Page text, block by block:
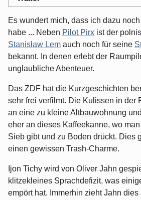
Es wundert mich, dass ich dazu
habe ... Neben Pilot Pirx ist der
Stanisław Lem auch noch für seine
bekannt. In denen erlebt der
unglaubliche Abenteuer.
Das ZDF hat die Kurzgeschichten
sehr frei verfilmt. Die Kulissen in der
an eine zu kleine Altbauwohnung
eher an dieses Kaffeekanne, wo
Sieb gibt und zu Boden drückt. Dies
einen gewissen Trash-Charme.
Ijon Tichy wird von Oliver Jahn
klitzekleines Sprachdefizit, was
empört hat. Immerhin zieht Jahn dies